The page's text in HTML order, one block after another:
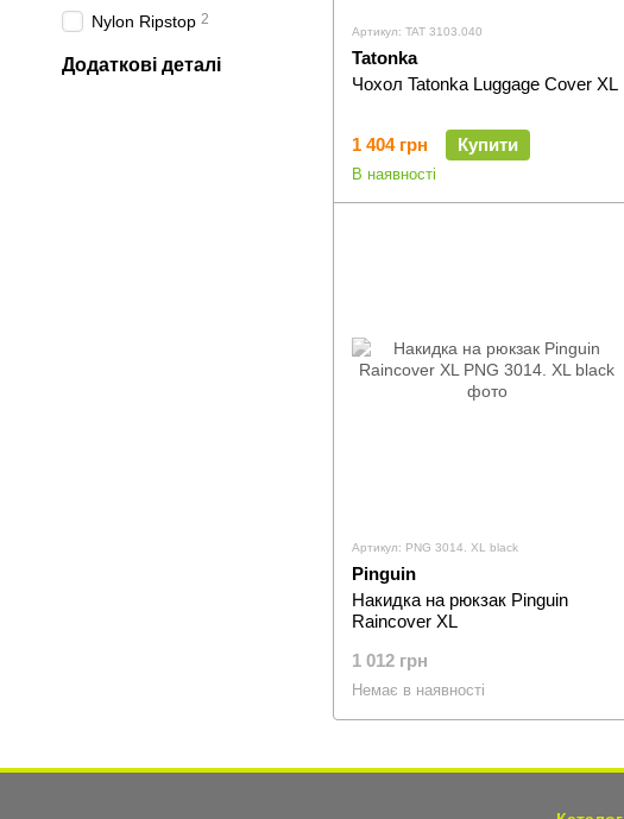
Артикул: TAT 3103.040
Tatonka
Чохол Tatonka Luggage Cover XL
1 404 грн Купити
В наявності
Артикул: PNG 3014. XL black
Pinguin
Накидка на рюкзак Pinguin
Raincover XL
1 012 грн
Немає в наявності
Nylon Ripstop 2
Додаткові деталі